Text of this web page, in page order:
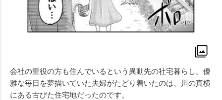
会社の重役の方も住んでいるという異動先の社宅暮らし。優
雅な毎日を夢描いていた夫婦がたどり着いたのは、川の真横
にある古びた住宅地だったのです。